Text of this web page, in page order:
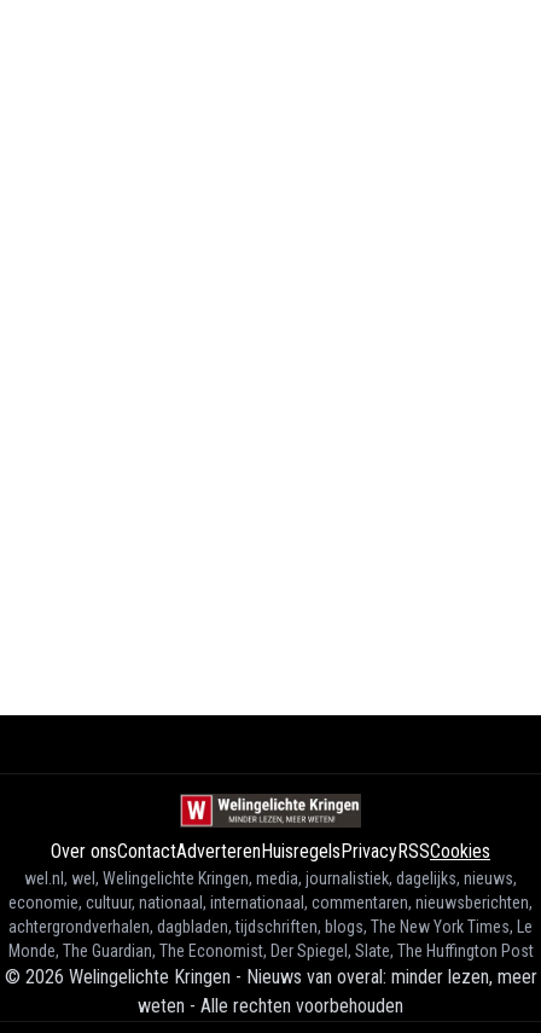
Over onsContactAdverterenHuisregelsPrivacyRSSCookies
wel.nl, wel, Welingelichte Kringen, media, journalistiek, dagelijks, nieuws,
economie, cultuur, nationaal, internationaal, commentaren, nieuwsberichten,
achtergrondverhalen, dagbladen, tijdschriften, blogs, The New York Times, Le
Monde, The Guardian, The Economist, Der Spiegel, Slate, The Huffington Post
© 2026 Welingelichte Kringen - Nieuws van overal: minder lezen, meer
weten - Alle rechten voorbehouden